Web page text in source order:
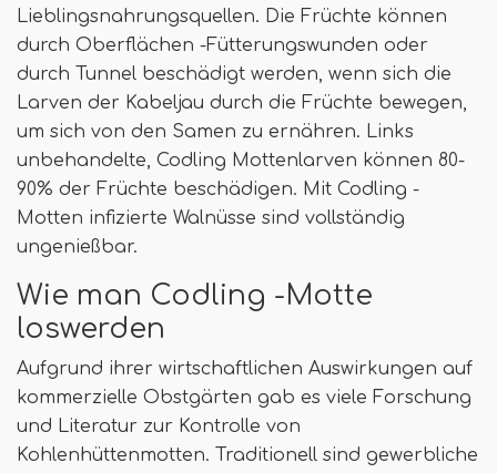
Lieblingsnahrungsquellen. Die Früchte können
durch Oberflächen -Fütterungswunden oder
durch Tunnel beschädigt werden, wenn sich die
Larven der Kabeljau durch die Früchte bewegen,
um sich von den Samen zu ernähren. Links
unbehandelte, Codling Mottenlarven können 80-
90% der Früchte beschädigen. Mit Codling -
Motten infizierte Walnüsse sind vollständig
ungenießbar.
Wie man Codling -Motte
loswerden
Aufgrund ihrer wirtschaftlichen Auswirkungen auf
kommerzielle Obstgärten gab es viele Forschung
und Literatur zur Kontrolle von
Kohlenhüttenmotten. Traditionell sind gewerbliche